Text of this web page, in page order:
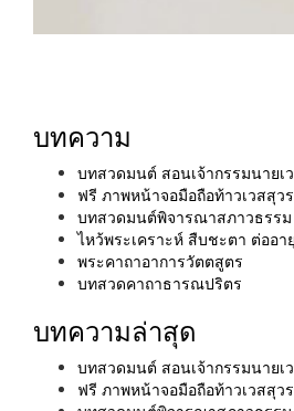
บทความ
บทสวดมนต์ สอนเจ้ากรรมนายเ
ฟรี ภาพหน้าจอมือถือท้าวเวสสุว
บทสวดมนต์พิจารณาสภาวธรรม
ไหว้พระเคราะห์ สืบชะตา ต่ออายุ
พระคาถาอาการวัตตสูตร
บทสวดคาถาธารณปริตร
บทความล่าสุด
บทสวดมนต์ สอนเจ้ากรรมนายเ
ฟรี ภาพหน้าจอมือถือท้าวเวสสุว